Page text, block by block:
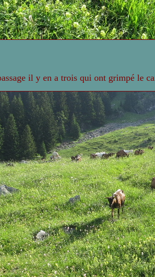
il y en a trois qui ont grimpé le